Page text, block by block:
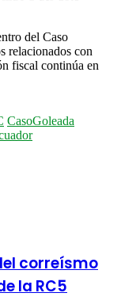
del Caso
relacionados con
fiscal continúa en
CasoGoleada
correísmo
la RC5